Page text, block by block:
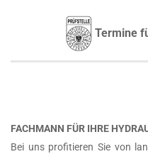
Termine
FACHMANN FÜR IHRE
Bei uns profitieren Sie von